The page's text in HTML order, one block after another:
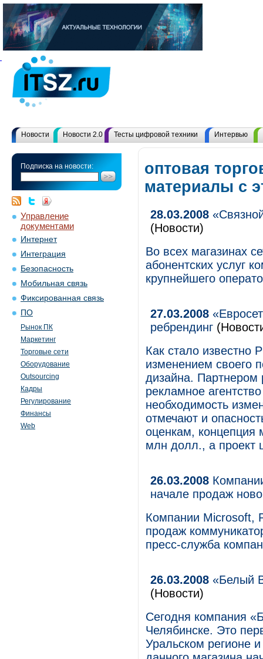
Новости Новости 2.0 Тесты цифровой техники Интервью
Подписка на новости:
Управление
документами
Интернет
Интеграция
Безопасность
Мобильная связь
Фиксированная связь
ПО
Рынок ПК
Маркетинг
Торговые сети
Оборудование
Outsourcing
Кадры
Регулирование
Финансы
Web
оптовая
материалы с
28.03.2008
(Новости)
Во всех магазинах
абонентских услуг
крупнейшего
27.03.2008
ребрендинг
Как стало известно
изменением своего
дизайна. Партнером
рекламное
необходимость
отмечают и
оценкам, концепция
млн долл., а
26.03.2008
начале продаж
Компании Microsoft,
продаж
пресс-служба
26.03.2008 «Белый
(Новости)
Сегодня компания
Челябинске. Это
Уральском регионе